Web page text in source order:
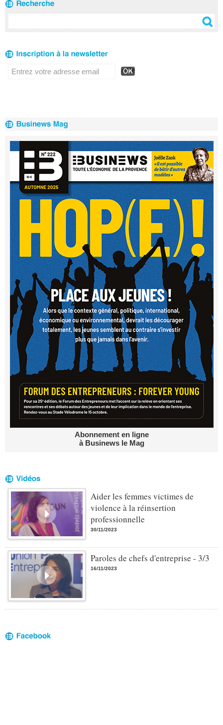
Abonnement en ligne
à Businews le Mag
Aider les femmes victimes de
violence à la réinsertion
professionnelle
30/11/2023
Paroles de chefs d'entreprise - 3/3
16/11/2023